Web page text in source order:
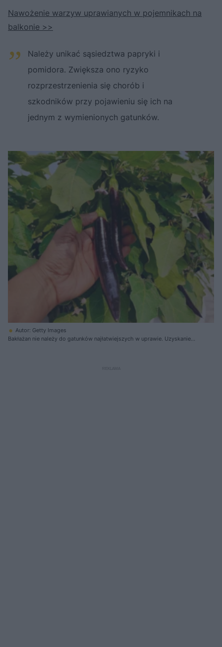
Nawożenie warzyw uprawianych w pojemnikach na
balkonie >>
Należy unikać sąsiedztwa papryki i
pomidora. Zwiększa ono ryzyko
rozprzestrzenienia się chorób i
szkodników przy pojawieniu się ich na
jednym z wymienionych gatunków.
Autor: Getty Images
Bakłażan nie należy do gatunków najłatwiejszych w uprawie. Uzyskanie